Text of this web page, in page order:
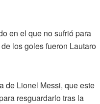
en el que no sufrió para
los goles fueron Lautaro
de Lionel Messi, que este
resguardarlo tras la